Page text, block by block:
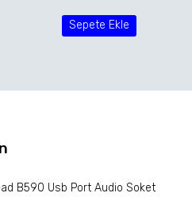
Sepete Ekle
B590 Usb Port Audio Soket